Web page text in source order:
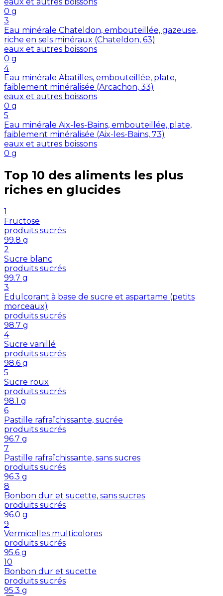
eaux et autres boissons
0 g
3
Eau minérale Chateldon, embouteillée, gazeuse,
riche en sels minéraux (Chateldon, 63)
eaux et autres boissons
0 g
4
Eau minérale Abatilles, embouteillée, plate,
faiblement minéralisée (Arcachon, 33)
eaux et autres boissons
0 g
5
Eau minérale Aix-les-Bains, embouteillée, plate,
faiblement minéralisée (Aix-les-Bains, 73)
eaux et autres boissons
0 g
Top 10 des aliments les plus
riches en glucides
1
Fructose
produits sucrés
99.8 g
2
Sucre blanc
produits sucrés
99.7 g
3
Edulcorant à base de sucre et aspartame (petits
morceaux)
produits sucrés
98.7 g
4
Sucre vanillé
produits sucrés
98.6 g
5
Sucre roux
produits sucrés
98.1 g
6
Pastille rafraîchissante, sucrée
produits sucrés
96.7 g
7
Pastille rafraîchissante, sans sucres
produits sucrés
96.3 g
8
Bonbon dur et sucette, sans sucres
produits sucrés
96.0 g
9
Vermicelles multicolores
produits sucrés
95.6 g
10
Bonbon dur et sucette
produits sucrés
95.3 g